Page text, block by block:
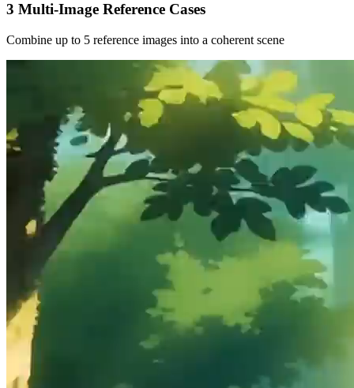
3 Multi-Image Reference Cases
Combine up to 5 reference images into a coherent scene